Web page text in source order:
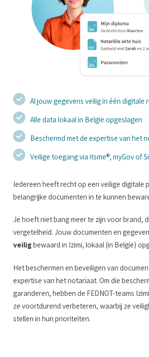
Al jouw gegevens veilig in één digitale
Alle data lokaal in België opgeslagen
Beschermd met de expertise van het
Veilige toegang via itsme®, myGov of
Iedereen heeft recht op een veilige digitale
belangrijke documenten in te kunnen
Je hoeft niet bang meer te zijn voor brand,
vergetelheid. Jouw documenten en
veiligbewaard in Izimi, lokaal (in België)
Het beschermen en beveiligen van
expertise van het notariaat. Om die
garanderen, hebben de FEDNOT-teams
ze voortdurend verbeteren, waarbij ze
stellen in hun prioriteiten.